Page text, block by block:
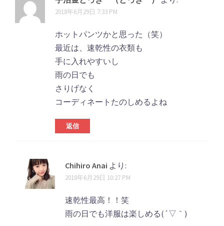
2018年6月29日 7:33 PM
ホットパンツかと思った（笑）
最近は、速乾性の衣類も
手に入れやすいし
雨の日でも
さりげなく
コーディネートたのしめるよね
返信
Chihiro Anai より:
2018年6月29日 10:27 PM
速乾性最高！！笑
雨の日でも洋服は楽しめる(´▽｀)